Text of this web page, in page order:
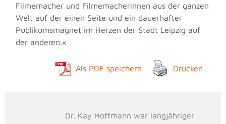
Filmemacher und Filmemacherinnen aus der ganzen
Welt auf der einen Seite und ein dauerhafter
Publikumsmagnet im Herzen der Stadt Leipzig auf
der anderen.«
Als PDF speichern Drucken
Dr. Kay Hoffmann war langjähriger